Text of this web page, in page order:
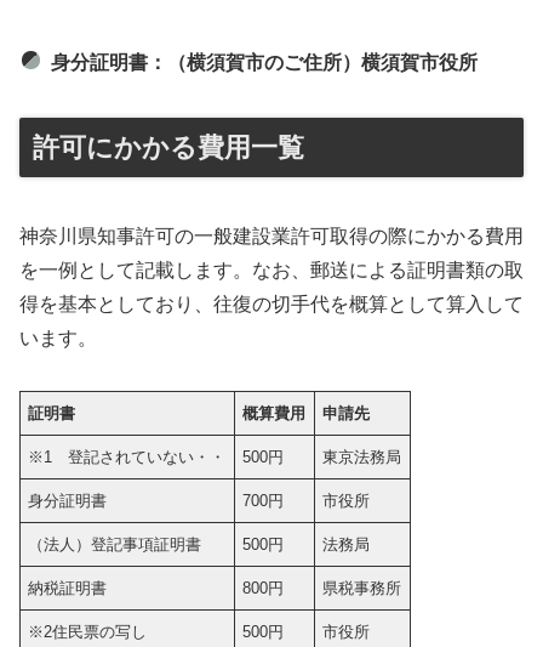
身分証明書：（横須賀市のご住所）横須賀市役所
許可にかかる費用一覧
神奈川県知事許可の一般建設業許可取得の際にかかる費用
を一例として記載します。なお、郵送による証明書類の取
得を基本としており、往復の切手代を概算として算入して
います。
証明書 概算費用 申請先
※1 登記されていない・・ 500円 東京法務局
身分証明書 700円 市役所
（法人）登記事項証明書 500円 法務局
納税証明書 800円 県税事務所
※2住民票の写し 500円 市役所